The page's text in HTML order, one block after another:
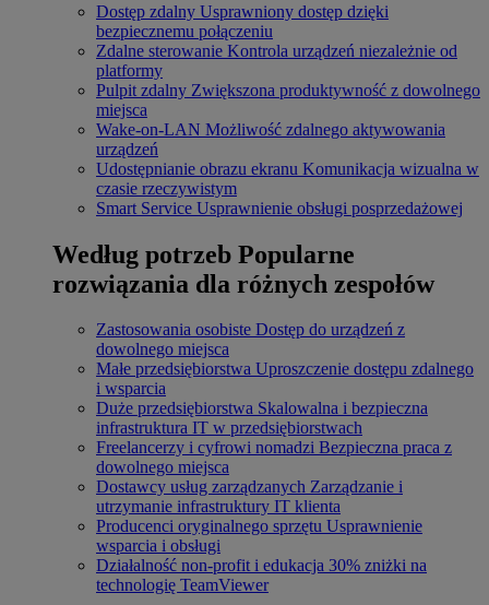
Dostęp zdalny Usprawniony dostęp dzięki
bezpiecznemu połączeniu
Zdalne sterowanie Kontrola urządzeń niezależnie od
platformy
Pulpit zdalny Zwiększona produktywność z dowolnego
miejsca
Wake-on-LAN Możliwość zdalnego aktywowania
urządzeń
Udostępnianie obrazu ekranu Komunikacja wizualna w
czasie rzeczywistym
Smart Service Usprawnienie obsługi posprzedażowej
Według potrzeb Popularne
rozwiązania dla różnych zespołów
Zastosowania osobiste Dostęp do urządzeń z
dowolnego miejsca
Małe przedsiębiorstwa Uproszczenie dostępu zdalnego
i wsparcia
Duże przedsiębiorstwa Skalowalna i bezpieczna
infrastruktura IT w przedsiębiorstwach
Freelancerzy i cyfrowi nomadzi Bezpieczna praca z
dowolnego miejsca
Dostawcy usług zarządzanych Zarządzanie i
utrzymanie infrastruktury IT klienta
Producenci oryginalnego sprzętu Usprawnienie
wsparcia i obsługi
Działalność non-profit i edukacja 30% zniżki na
technologię TeamViewer